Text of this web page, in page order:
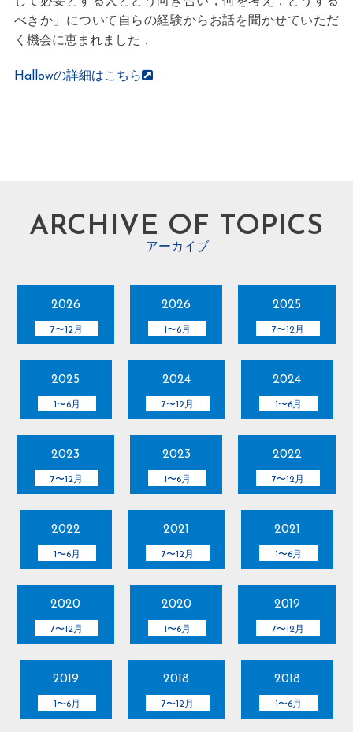
べきか」について自らの経験からお話を聞かせていただ
く機会に恵まれました．
Hallowの詳細はこちら
ARCHIVE OF TOPICS
アーカイブ
2026
7〜12月
2026
1〜6月
2025
7〜12月
2025
1〜6月
2024
7〜12月
2024
1〜6月
2023
7〜12月
2023
1〜6月
2022
7〜12月
2022
1〜6月
2021
7〜12月
2021
1〜6月
2020
7〜12月
2020
1〜6月
2019
7〜12月
2019
1〜6月
2018
7〜12月
2018
1〜6月